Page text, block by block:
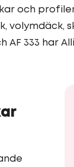
och
AF 333